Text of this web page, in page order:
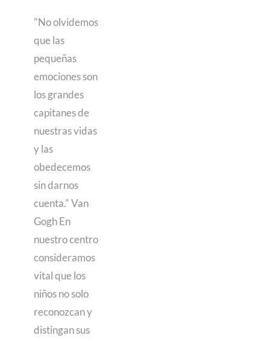
"No olvidemos
que las
pequeñas
emociones son
los grandes
capitanes de
nuestras vidas
y las
obedecemos
sin darnos
cuenta." Van
Gogh En
nuestro centro
consideramos
vital que los
niños no solo
reconozcan y
distingan sus